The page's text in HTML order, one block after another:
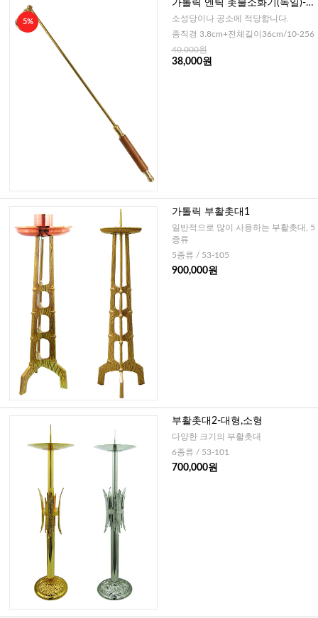
5%
가톨릭 엔틱 촛불소화기(독일)-3
6cm
소성당이나 공소에 적당합니다.
종직경 3.8cm+전체길이36cm/10-256
40,000원
38,000원
가톨릭 부활촛대1
일반적으로 많이 사용하는 부활촛대, 5
종류
5종류 / 53-105
900,000원
부활촛대2-대형,소형
다양한 크기의 부활촛대
6종류 / 53-101
700,000원